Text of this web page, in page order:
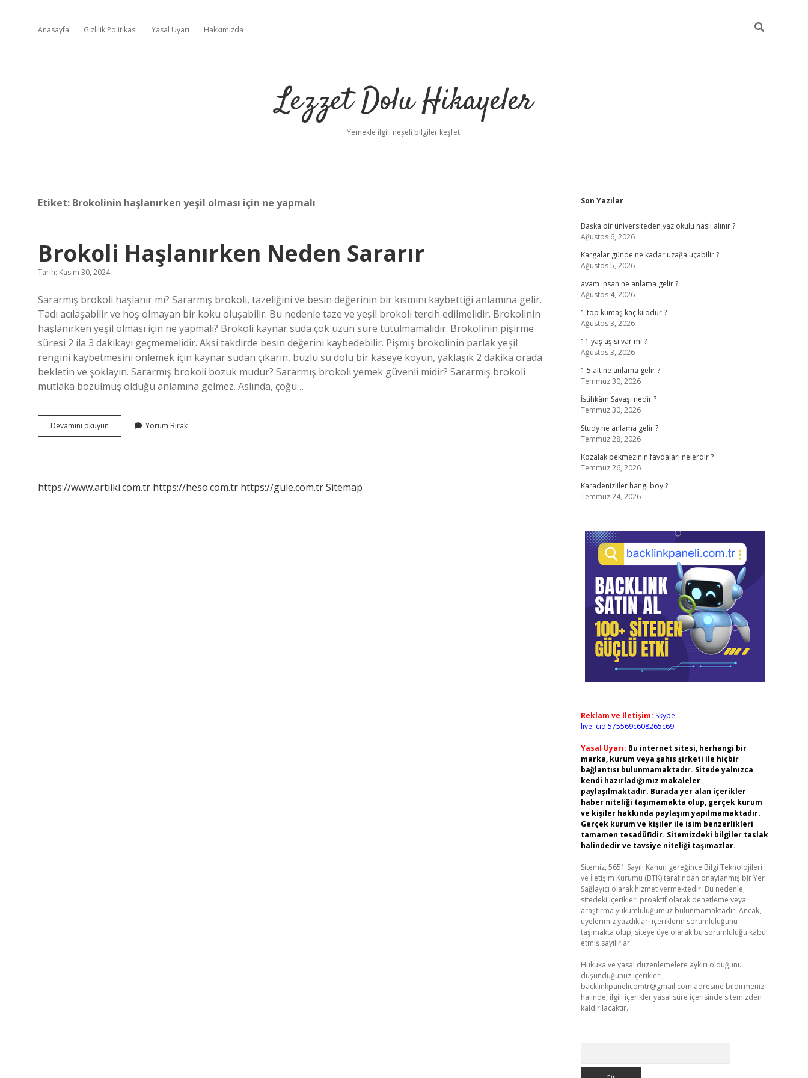
Anasayfa Gizlilik Politikası Yasal Uyarı Hakkımızda
Lezzet Dolu Hikayeler
Yemekle ilgili neşeli bilgiler keşfet!
Etiket: Brokolinin haşlanırken yeşil olması için ne yapmalı
Brokoli Haşlanırken Neden Sararır
Tarih: Kasım 30, 2024
Sararmış brokoli haşlanır mı? Sararmış brokoli, tazeliğini ve besin değerinin bir kısmını kaybettiği anlamına gelir.
Tadı acılaşabilir ve hoş olmayan bir koku oluşabilir. Bu nedenle taze ve yeşil brokoli tercih edilmelidir. Brokolinin
haşlanırken yeşil olması için ne yapmalı? Brokoli kaynar suda çok uzun süre tutulmamalıdır. Brokolinin pişirme
süresi 2 ila 3 dakikayı geçmemelidir. Aksi takdirde besin değerini kaybedebilir. Pişmiş brokolinin parlak yeşil
rengini kaybetmesini önlemek için kaynar sudan çıkarın, buzlu su dolu bir kaseye koyun, yaklaşık 2 dakika orada
bekletin ve şoklayın. Sararmış brokoli bozuk mudur? Sararmış brokoli yemek güvenli midir? Sararmış brokoli
mutlaka bozulmuş olduğu anlamına gelmez. Aslında, çoğu…
Devamını okuyun
Haşlanırken
Yorum Bırak
https://www.artiiki.com.tr https://heso.com.tr https://gule.com.trSitemap
Sidebar
Son Yazılar
Başka bir üniversiteden yaz okulu nasıl alınır ?
Ağustos 6, 2026
Kargalar günde ne kadar uzağa uçabilir ?
Ağustos 5, 2026
avam insan ne anlama gelir ?
Ağustos 4, 2026
1 top kumaş kaç kilodur ?
Ağustos 3, 2026
11 yaş aşısı var mı ?
Ağustos 3, 2026
1.5 alt ne anlama gelir ?
Temmuz 30, 2026
İstihkâm Savaşı nedir ?
Temmuz 30, 2026
Study ne anlama gelir ?
Temmuz 28, 2026
Kozalak pekmezinin faydaları nelerdir ?
Temmuz 26, 2026
Karadenizliler hangi boy ?
Temmuz 24, 2026
Reklam ve İletişim: Skype:
live:.cid.575569c608265c69
Yasal Uyarı: Bu internet sitesi, herhangi bir
marka, kurum veya şahıs şirketi ile hiçbir
bağlantısı bulunmamaktadır. Sitede yalnızca
kendi hazırladığımız makaleler
paylaşılmaktadır. Burada yer alan içerikler
haber niteliği taşımamakta olup, gerçek kurum
ve kişiler hakkında paylaşım yapılmamaktadır.
Gerçek kurum ve kişiler ile isim benzerlikleri
tamamen tesadüfidir. Sitemizdeki bilgiler taslak
halindedir ve tavsiye niteliği taşımazlar.
Sitemiz, 5651 Sayılı Kanun gereğince Bilgi Teknolojileri
ve İletişim Kurumu (BTK) tarafından onaylanmış bir Yer
Sağlayıcı olarak hizmet vermektedir. Bu nedenle,
sitedeki içerikleri proaktif olarak denetleme veya
araştırma yükümlülüğümüz bulunmamaktadır. Ancak,
üyelerimiz yazdıkları içeriklerin sorumluluğunu
taşımakta olup, siteye üye olarak bu sorumluluğu kabul
etmiş sayılırlar.
Hukuka ve yasal düzenlemelere aykırı olduğunu
düşündüğünüz içerikleri,
backlinkpanelicomtr@gmail.com adresine bildirmeniz
halinde, ilgili içerikler yasal süre içerisinde sitemizden
kaldırılacaktır.